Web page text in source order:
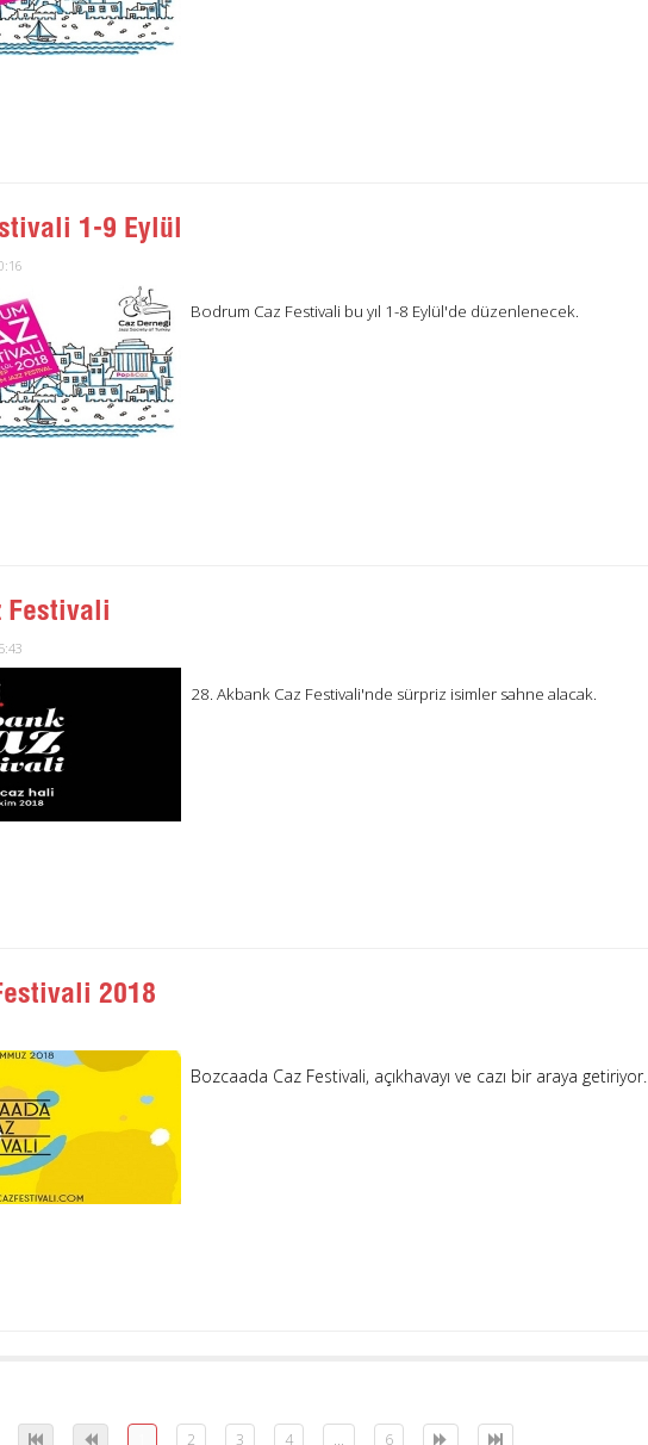
1-9 Eylül
Bodrum Caz Festivali bu yıl 1-8 Eylül'de düzenlenecek.
Festivali
28. Akbank Caz Festivali'nde sürpriz isimler sahne alacak.
2018
Bozcaada Caz Festivali, açıkhavayı ve cazı bir araya getiriyor.
2 3 4 ... 6